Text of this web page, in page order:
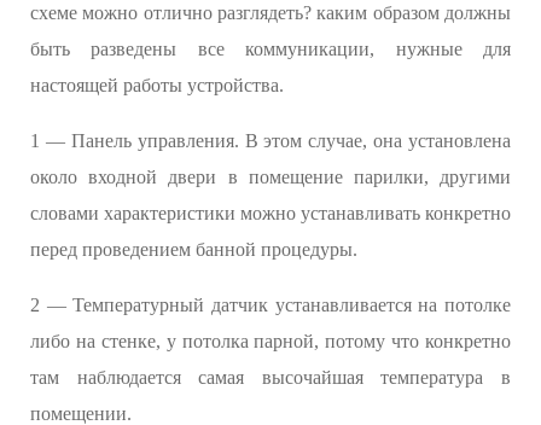
схеме можно отлично разглядеть? каким образом должны
быть разведены все коммуникации, нужные для
настоящей работы устройства.
1 — Панель управления. В этом случае, она установлена
около входной двери в помещение парилки, другими
словами характеристики можно устанавливать конкретно
перед проведением банной процедуры.
2 — Температурный датчик устанавливается на потолке
либо на стенке, у потолка парной, потому что конкретно
там наблюдается самая высочайшая температура в
помещении.